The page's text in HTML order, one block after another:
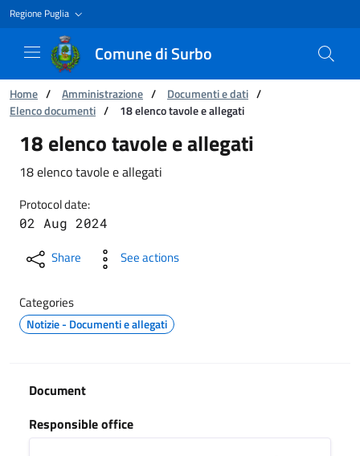
Regione Puglia
Comune di Surbo
You are:
Home / Amministrazione / Documenti e dati /
Elenco documenti / 18 elenco tavole e allegati
18 elenco tavole e allegati
18 elenco tavole e allegati
18 elenco tavole e allegati
Protocol date:
02 Aug 2024
Share See actions
Categories
Notizie - Documenti e allegati
Document
Responsible office